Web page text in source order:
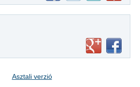
Asztali verzió